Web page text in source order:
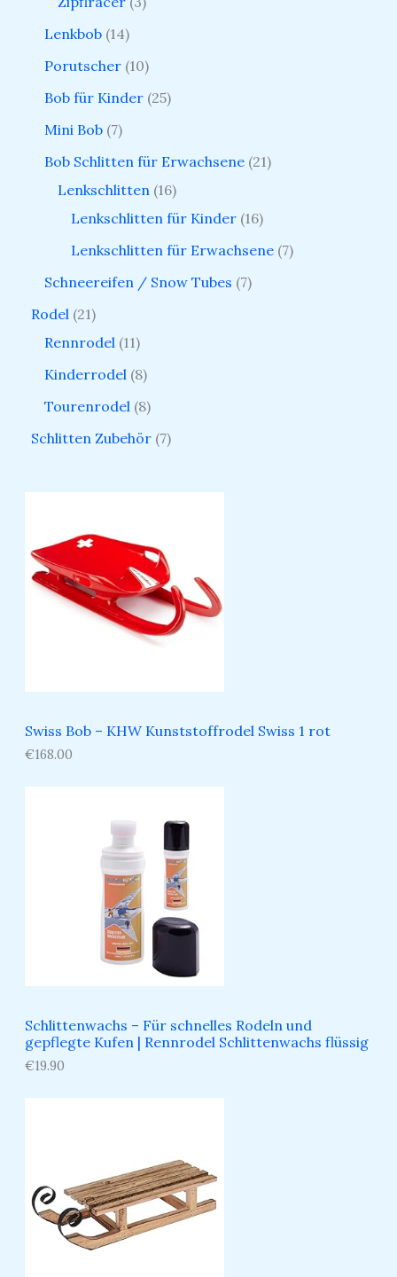
Lenkbob 14
Porutscher 10
Bob für Kinder 25
Mini Bob 7
Bob Schlitten für Erwachsene 21
Lenkschlitten 16
Lenkschlitten für Kinder 16
Lenkschlitten für Erwachsene 7
Schneereifen / Snow Tubes 7
Rodel 21
Rennrodel 11
Kinderrodel 8
Tourenrodel 8
Schlitten Zubehör 7
Swiss Bob – KHW Kunststoffrodel Swiss 1 rot
€168.00
Schlittenwachs – Für schnelles Rodeln und
gepflegte Kufen​ | Rennrodel Schlittenwachs flüssig
€19.90